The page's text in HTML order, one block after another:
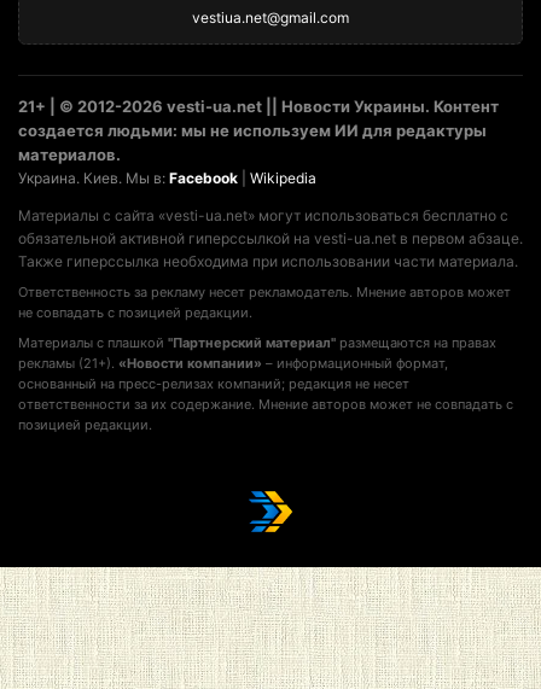
vestiua.net@gmail.com
21+ | © 2012-2026 vesti-ua.net || Новости Украины. Контент
создается людьми: мы не используем ИИ для редактуры
материалов.
Украина. Киев. Мы в: Facebook Wikipedia
Материалы с сайта «vesti-ua.net» могут использоваться бесплатно с
обязательной активной гиперссылкой на vesti-ua.net в первом абзаце.
Также гиперссылка необходима при использовании части материала.
Ответственность за рекламу несет рекламодатель. Мнение авторов может
не совпадать с позицией редакции.
Материалы с плашкой "Партнерский материал" размещаются на правах
рекламы (21+). «Новости компании» – информационный формат,
основанный на пресс-релизах компаний; редакция не несет
ответственности за их содержание. Мнение авторов может не совпадать с
позицией редакции.